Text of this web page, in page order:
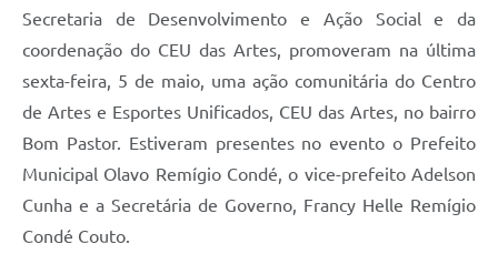
Secretaria de Desenvolvimento e Ação Social e da
coordenação do CEU das Artes, promoveram na última
sexta-feira, 5 de maio, uma ação comunitária do Centro
de Artes e Esportes Unificados, CEU das Artes, no bairro
Bom Pastor. Estiveram presentes no evento o Prefeito
Municipal Olavo Remígio Condé, o vice-prefeito Adelson
Cunha e a Secretária de Governo, Francy Helle Remígio
Condé Couto.